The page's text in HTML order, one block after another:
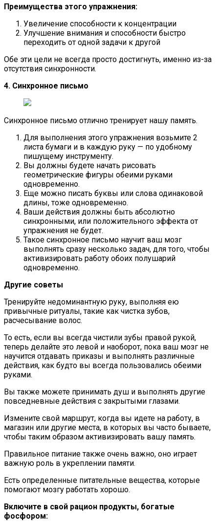
Преимущества этого упражнения:
Увеличение способности к концентрации
Улучшение внимания и способности быстро
переходить от одной задачи к другой
Обе эти цели не всегда просто достигнуть, именно из-за
отсутствия синхронности.
4. Синхронное письмо
Синхронное письмо отлично тренирует нашу память.
Для выполнения этого упражнения возьмите 2
листа бумаги и в каждую руку — по удобному
пишущему инструменту.
Вы должны будете начать рисовать
геометрические фигуры обеими руками
одновременно.
Еще можно писать буквы или слова одинаковой
длины, тоже одновременно.
Ваши действия должны быть абсолютно
синхронными, или положительного эффекта от
упражнения не будет.
Такое синхронное письмо научит ваш мозг
выполнять сразу несколько задач, для того, чтобы
активизировать работу обоих полушарий
одновременно.
Другие советы
Тренируйте недоминантную руку, выполняя ею
привычные ритуалы, такие как чистка зубов,
расчесывание волос.
То есть, если вы всегда чистили зубы правой рукой,
теперь делайте это левой и наоборот, пока ваш мозг не
научится отдавать приказы и выполнять различные
действия, как будто вы всегда пользовались обеими
руками.
Вы также можете принимать душ и выполнять другие
повседневные действия с закрытыми глазами.
Измените свой маршрут, когда вы идете на работу, в
магазин или другие места, в которых вы часто бываете,
чтобы таким образом активизировать вашу память.
Правильное питание также очень важно, оно играет
важную роль в укреплении памяти.
Есть определенные питательные вещества, которые
помогают мозгу работать хорошо.
Включите в свой рацион продукты, богатые
фосфором: